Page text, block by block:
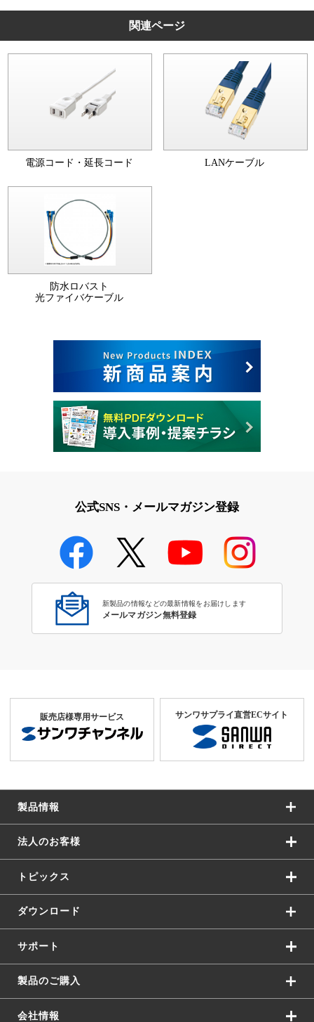
関連ページ
電源コード・延長コード LANケーブル
防水ロバスト
光ファイバケーブル
公式SNS・メールマガジン登録
新製品の情報などの最新情報をお届けします
メールマガジン無料登録
販売店様専用サービス サンワサプライ直営ECサイト
製品情報
法人のお客様
トピックス
ダウンロード
サポート
製品のご購入
会社情報